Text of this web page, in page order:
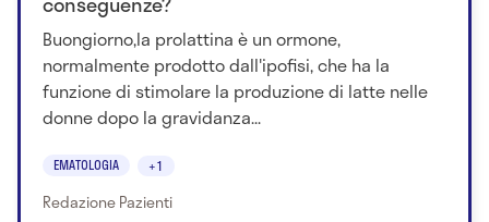
Buongiorno,la prolattina è un ormone,
normalmente prodotto dall'ipofisi, che ha la
funzione di stimolare la produzione di latte nelle
donne dopo la gravidanza...
EMATOLOGIA +1
Redazione Pazienti